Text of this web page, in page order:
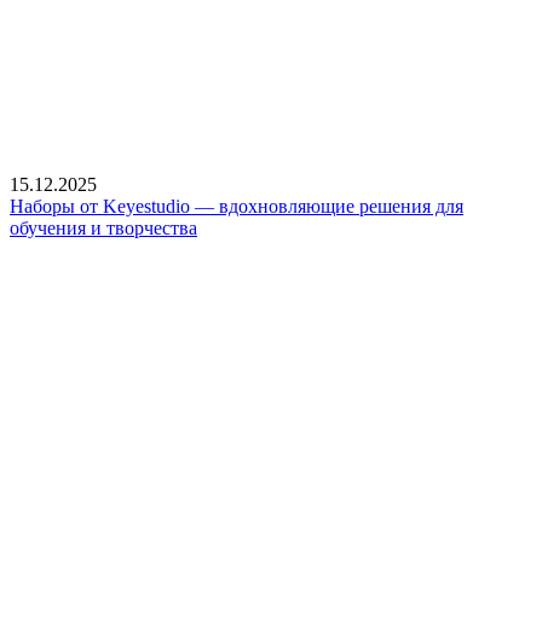
15.12.2025
Наборы от Keyestudio — вдохновляющие решения для
обучения и творчества